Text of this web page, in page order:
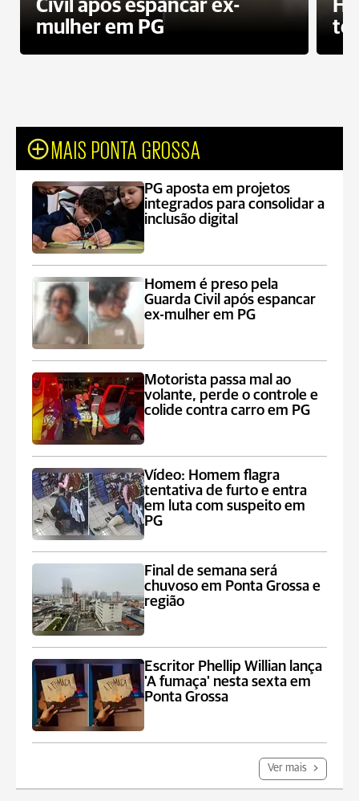
Civil após espancar ex-
mulher em PG
MAIS PONTA GROSSA
PG aposta em projetos
integrados para consolidar a
inclusão digital
Homem é preso pela
Guarda Civil após espancar
ex-mulher em PG
Motorista passa mal ao
volante, perde o controle e
colide contra carro em PG
Vídeo: Homem flagra
tentativa de furto e entra
em luta com suspeito em
PG
Final de semana será
chuvoso em Ponta Grossa e
região
Escritor Phellip Willian lança
'A fumaça' nesta sexta em
Ponta Grossa
Ver mais